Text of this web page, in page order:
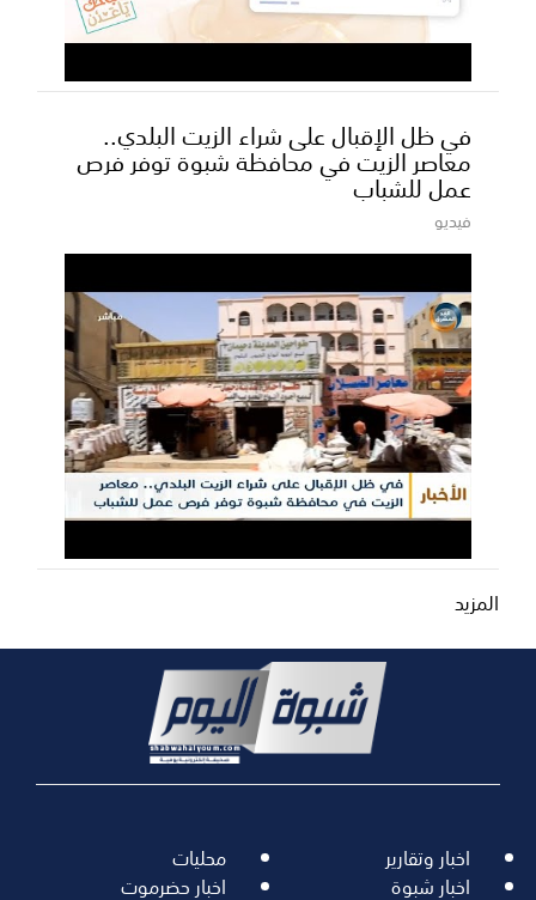
في ظل الإقبال على شراء الزيت البلدي..
معاصر الزيت في محافظة شبوة توفر فرص
عمل للشباب
فيديو
المزيد
اخبار وتقارير محليات
اخبار شبوة اخبار حضرموت